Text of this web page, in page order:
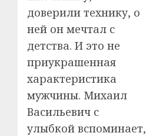
доверили технику, о
ней он мечтал с
детства. И это не
приукрашенная
характеристика
мужчины. Михаил
Васильевич с
улыбкой вспоминает,